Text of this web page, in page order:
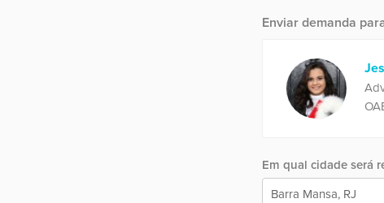
Enviar demanda
Em qual cidade será